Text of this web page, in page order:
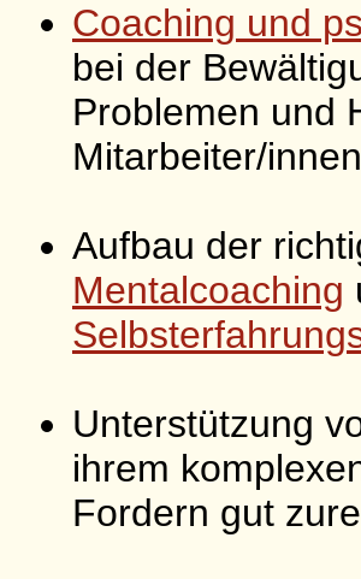
Coaching und
bei der
Problemen und
Mitarbeiter/
Aufbau der
Mentalcoaching
Unterstützung
ihrem
Fordern gut